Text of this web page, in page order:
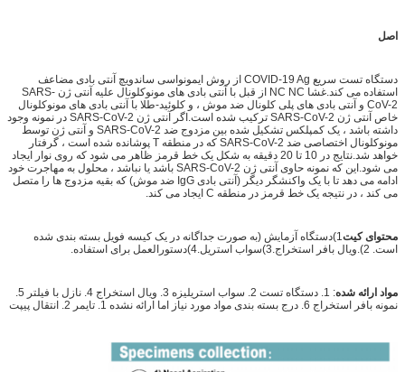
اصل
دستگاه تست سریع COVID-19 Ag از روش ایمونواسی ساندویچ آنتی بادی مضاعف
استفاده می کند.غشا NC NC از قبل با آنتی بادی های مونوکلونال علیه آنتی ژن SARS-
CoV-2 و آنتی بادی های پلی کلونال ضد موش ، و کلوئید-طلا با آنتی بادی های مونوکلونال
خاص آنتی ژن SARS-CoV-2 ترکیب شده است.اگر آنتی ژن SARS-CoV-2 در نمونه وجود
داشته باشد ، یک کمپلکس تشکیل شده بین مزدوج ضد SARS-CoV-2 و آنتی ژن توسط
مونوکلونال اختصاصی ضد SARS-CoV-2 که در منطقه T پوشانده شده است ، گرفتار
خواهد شد.نتایج در 10 تا 20 دقیقه به شکل یک خط قرمز ظاهر می شود که روی نوار ایجاد
می شود.این که نمونه حاوی آنتی ژن SARS-CoV-2 باشد یا نباشد ، محلول به مهاجرت خود
ادامه می دهد تا با یک واکنشگر دیگر (آنتی بادی IgG ضد موش) که بقیه مزدوج ها را متصل
می کند ، در نتیجه یک خط قرمز در منطقه C ایجاد می کند.
محتوای کیت 1)دستگاه آزمایش (به صورت جداگانه در یک کیسه فویل بسته بندی شده
است. 2).ویال بافر استخراج.3)سواب استریل.4)دستورالعمل برای استفاده.
مواد ارائه شده
: 1. دستگاه تست 2. سواب استریلیزه 3. ویال استخراج 4. نازل با فیلتر 5.
نمونه بافر استخراج 6. درج بسته بندی مواد مورد نیاز اما ارائه نشده 1. تایمر 2. انتقال پیپت